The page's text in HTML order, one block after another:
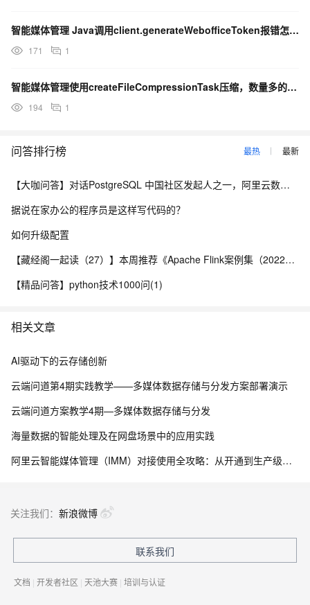
智能媒体管理 Java调用client.generateWebofficeToken报错怎么办？
171 1
智能媒体管理使用createFileCompressionTask压缩，数量多的话，就会报错怎么办？
194 1
问答排行榜 最热 最新
【大咖问答】对话PostgreSQL 中国社区发起人之一，阿里云数据库高级专家 德哥
据说在家办公的程序员是这样写代码的？
如何升级配置
【藏经阁一起读（27）】本周推荐《Apache Flink案例集（2022版）》，你有哪些心得？
【精品问答】python技术1000问(1)
相关文章
AI驱动下的云存储创新
云端问道第4期实践教学——多媒体数据存储与分发方案部署演示
云端问道方案教学4期—多媒体数据存储与分发
海量数据的智能处理及在网盘场景中的应用实践
阿里云智能媒体管理（IMM）对接使用全攻略：从开通到生产级实践
关注我们： 新浪微博
联系我们
文档 | 开发者社区 | 天池大赛 | 培训与认证